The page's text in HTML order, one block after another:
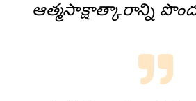
ఆత్మసాక్షాత్కారాన్ని